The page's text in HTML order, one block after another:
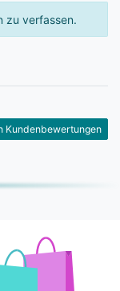
zu verfassen.
Kundenbewertungen